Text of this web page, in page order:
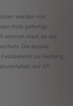
werden von
Holz gefertigt.
erinnert stark an die
Die dunkle
zur Geltung.
der GT-